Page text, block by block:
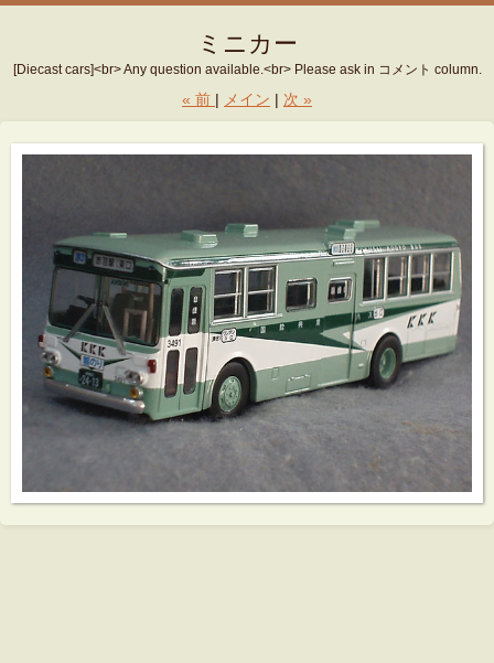
ミニカー
[Diecast cars]<br> Any question available.<br> Please ask in コメント column.
« 前 メイン 次 »